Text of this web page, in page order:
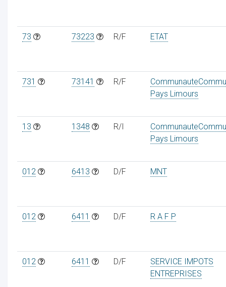
73 73223 R/F ETAT
731 73141 R/F
Pays Limours
13 1348 R/I
Pays Limours
012 6413 D/F MNT
012 6411 D/F R A F P
012 6411 D/F
SERVICE IMPOTS
ENTREPRISES